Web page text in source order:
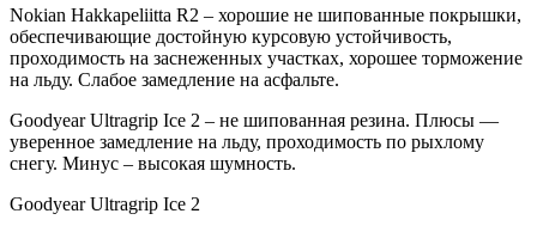
Nokian Hakkapeliitta R2 – хорошие не шипованные покрышки,
обеспечивающие достойную курсовую устойчивость,
проходимость на заснеженных участках, хорошее торможение
на льду. Слабое замедление на асфальте.
Goodyear Ultragrip Ice 2 – не шипованная резина. Плюсы —
уверенное замедление на льду, проходимость по рыхлому
снегу. Минус – высокая шумность.
Goodyear Ultragrip Ice 2